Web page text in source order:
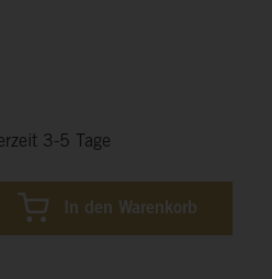
3-5 Tage
In den Warenkorb